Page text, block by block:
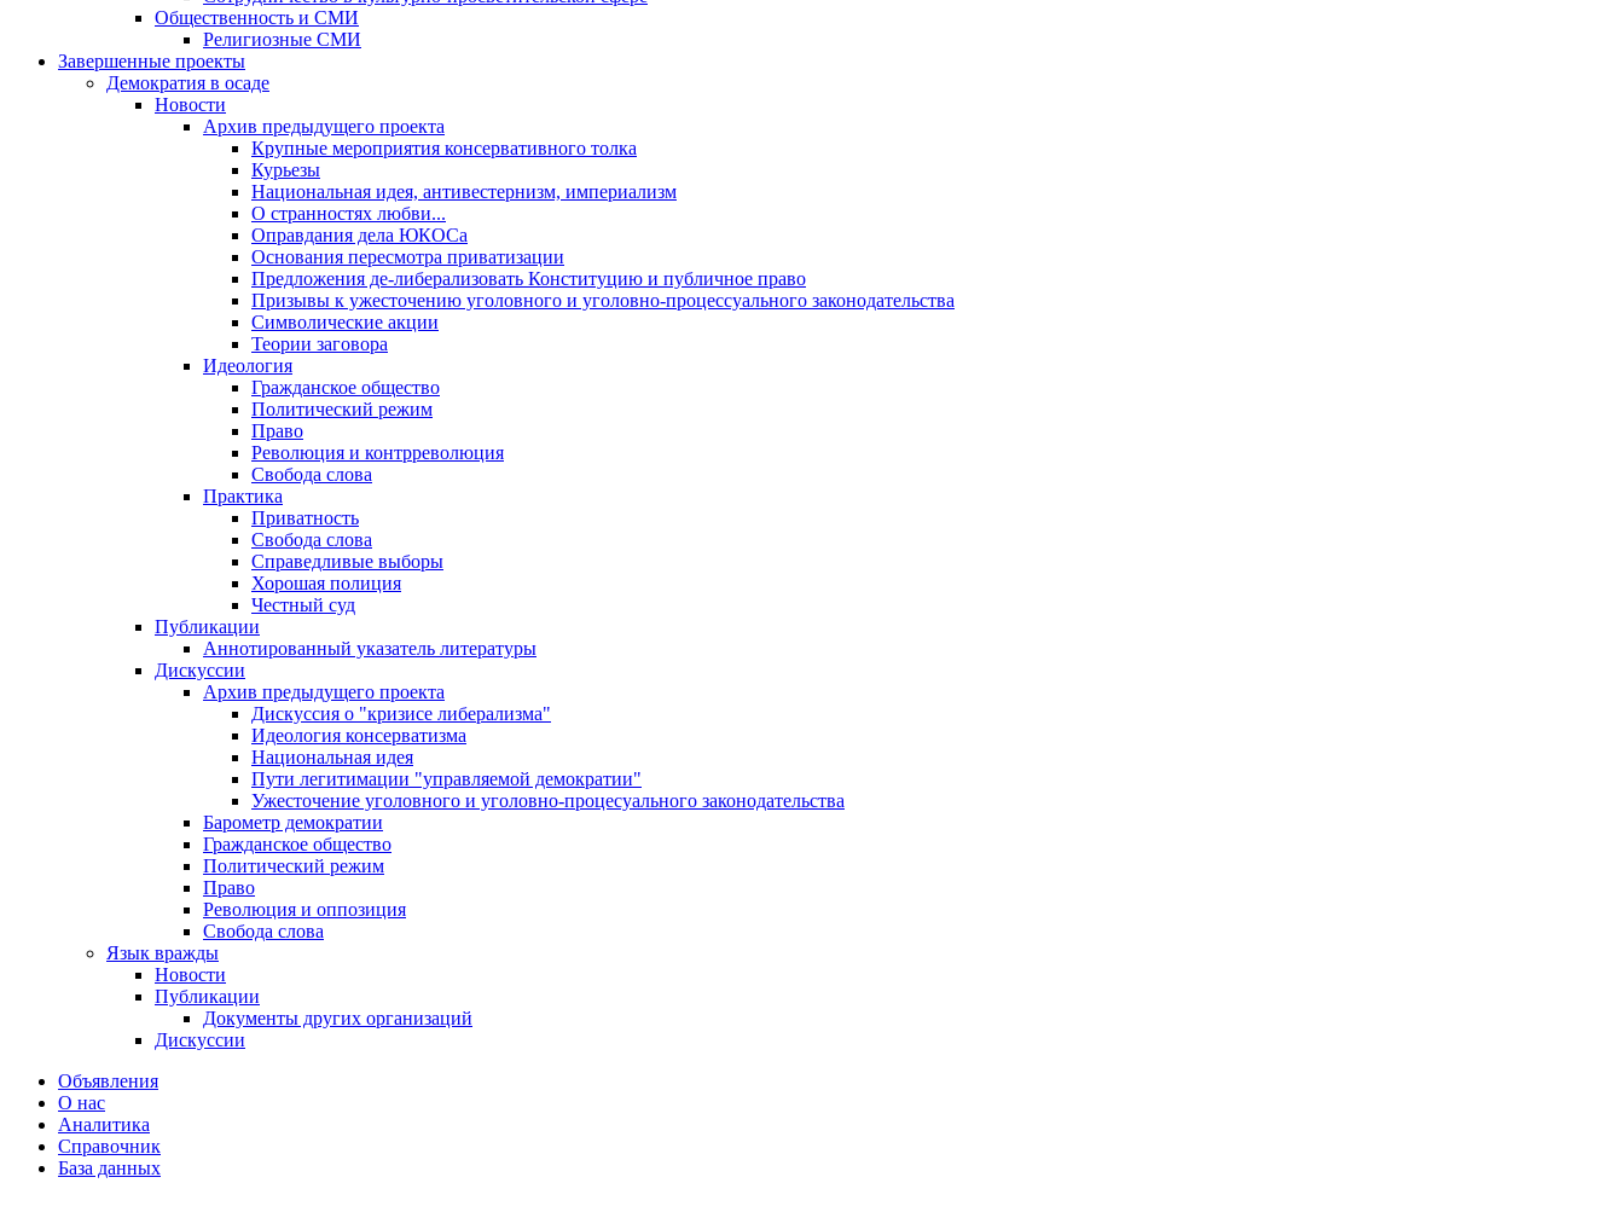
Общественность и СМИ
Религиозные СМИ
Завершенные проекты
Демократия в осаде
Новости
Архив предыдущего проекта
Крупные мероприятия консервативного толка
Курьезы
Национальная идея, антивестернизм, империализм
О странностях любви...
Оправдания дела ЮКОСа
Основания пересмотра приватизации
Предложения де-либерализовать Конституцию и публичное право
Призывы к ужесточению уголовного и уголовно-процессуального законодательства
Символические акции
Теории заговора
Идеология
Гражданское общество
Политический режим
Право
Революция и контрреволюция
Свобода слова
Практика
Приватность
Свобода слова
Справедливые выборы
Хорошая полиция
Честный суд
Публикации
Аннотированный указатель литературы
Дискуссии
Архив предыдущего проекта
Дискуссия о "кризисе либерализма"
Идеология консерватизма
Национальная идея
Пути легитимации "управляемой демократии"
Ужесточение уголовного и уголовно-процесуального законодательства
Барометр демократии
Гражданское общество
Политический режим
Право
Революция и оппозиция
Свобода слова
Язык вражды
Новости
Публикации
Документы других организаций
Дискуссии
Объявления
О нас
Аналитика
Справочник
База данных